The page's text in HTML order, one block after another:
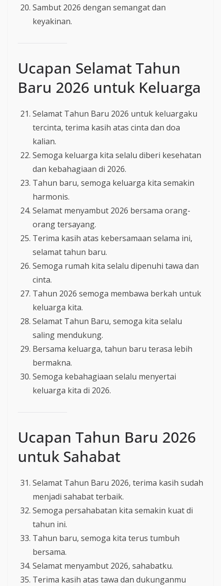
Sambut 2026 dengan semangat dan
keyakinan.
Ucapan Selamat Tahun
Baru 2026 untuk Keluarga
Selamat Tahun Baru 2026 untuk keluargaku
tercinta, terima kasih atas cinta dan doa
kalian.
Semoga keluarga kita selalu diberi kesehatan
dan kebahagiaan di 2026.
Tahun baru, semoga keluarga kita semakin
harmonis.
Selamat menyambut 2026 bersama orang-
orang tersayang.
Terima kasih atas kebersamaan selama ini,
selamat tahun baru.
Semoga rumah kita selalu dipenuhi tawa dan
cinta.
Tahun 2026 semoga membawa berkah untuk
keluarga kita.
Selamat Tahun Baru, semoga kita selalu
saling mendukung.
Bersama keluarga, tahun baru terasa lebih
bermakna.
Semoga kebahagiaan selalu menyertai
keluarga kita di 2026.
Ucapan Tahun Baru 2026
untuk Sahabat
Selamat Tahun Baru 2026, terima kasih sudah
menjadi sahabat terbaik.
Semoga persahabatan kita semakin kuat di
tahun ini.
Tahun baru, semoga kita terus tumbuh
bersama.
Selamat menyambut 2026, sahabatku.
Terima kasih atas tawa dan dukunganmu